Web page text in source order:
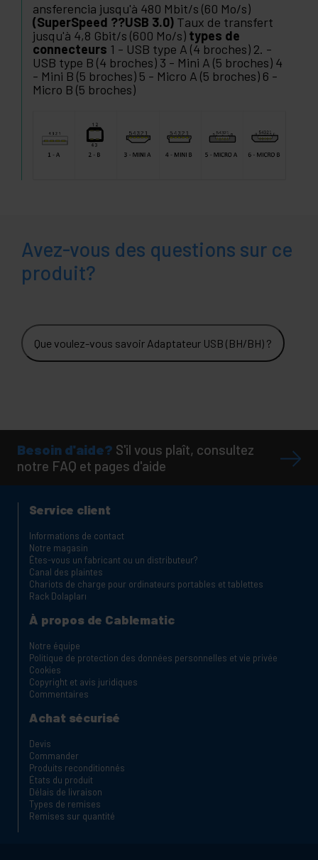
ansferencia jusqu'à 480 Mbit/s (60 Mo/s)
(SuperSpeed ??USB 3.0) Taux de transfert
jusqu'à 4,8 Gbit/s (600 Mo/s) types de
connecteurs 1 - USB type A (4 broches) 2. -
USB type B (4 broches) 3 - Mini A (5 broches) 4
- Mini B (5 broches) 5 - Micro A (5 broches) 6 -
Micro B (5 broches)
Avez-vous des questions sur ce
produit?
Que voulez-vous savoir Adaptateur USB (BH/BH) ?
Besoin d'aide? S'il vous plaît, consultez
notre FAQ et pages d'aide
Service client
Informations de contact
Notre magasin
Êtes-vous un fabricant ou un distributeur?
Canal des plaintes
Chariots de charge pour ordinateurs portables et tablettes
Rack Dolapları
À propos de Cablematic
Notre équipe
Politique de protection des données personnelles et vie privée
Cookies
Copyright et avis juridiques
Commentaires
Achat sécurisé
Devis
Commander
Produits reconditionnés
États du produit
Délais de livraison
Types de remises
Remises sur quantité